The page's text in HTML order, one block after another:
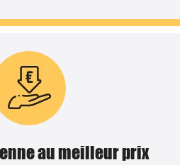
au meilleur prix